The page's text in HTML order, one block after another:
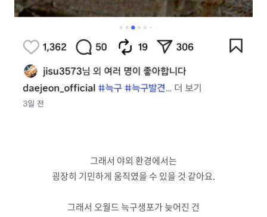
그래서 야외 환경에서는
굉장히 기민하게 움직였을 수 있을 것 같아요.
그래서 오월드 늑구생포가 늦어진 건